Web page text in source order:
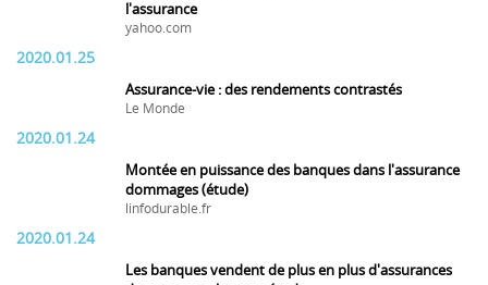
l'assurance
yahoo.com
2020.01.25
Assurance-vie : des rendements contrastés
Le Monde
2020.01.24
Montée en puissance des banques dans l'assurance
dommages (étude)
linfodurable.fr
2020.01.24
Les banques vendent de plus en plus d'assurances